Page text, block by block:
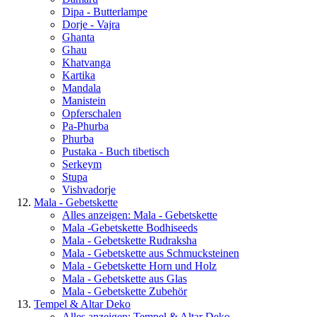
Dipa - Butterlampe
Dorje - Vajra
Ghanta
Ghau
Khatvanga
Kartika
Mandala
Manistein
Opferschalen
Pa-Phurba
Phurba
Pustaka - Buch tibetisch
Serkeym
Stupa
Vishvadorje
Mala - Gebetskette
Alles anzeigen: Mala - Gebetskette
Mala -Gebetskette Bodhiseeds
Mala - Gebetskette Rudraksha
Mala - Gebetskette aus Schmucksteinen
Mala - Gebetskette Horn und Holz
Mala - Gebetskette aus Glas
Mala - Gebetskette Zubehör
Tempel & Altar Deko